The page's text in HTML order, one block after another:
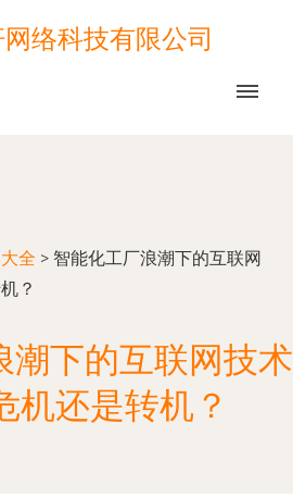
络科技有限公司
全 > 智能化工厂浪潮下的互联网
？
潮下的互联网技术
机还是转机？